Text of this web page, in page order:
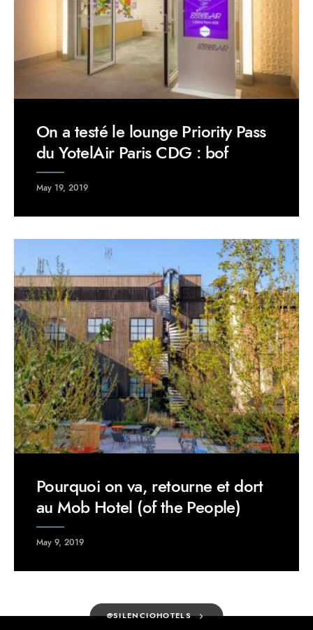
On a testé le lounge Priority Pass
du YotelAir Paris CDG : bof
May 19, 2019
Pourquoi on va, retourne et dort
au Mob Hotel (of the People)
May 9, 2019
@SILENCIOHOTELS